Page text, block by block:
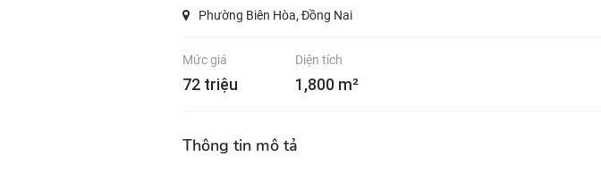
Phường Biên Hòa, Đồng Nai
Mức giá
72 triệu
Diện tích
1,800 m²
Thông tin mô tả